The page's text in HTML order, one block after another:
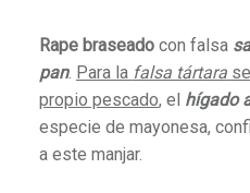
Rape braseadocon falsa
pan. Para la falsa tártarase
propio pescado, el hígado
especie de mayonesa,
a este manjar.